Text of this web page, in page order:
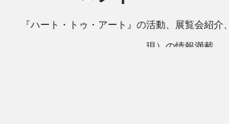
『ハート・トゥ・アート』の活動、展覧会紹
現）の情報満載